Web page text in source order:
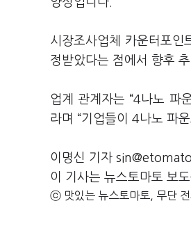
시장조사업체 카운터포인
정받았다는 점에서 향후
업계 관계자는 “4나노 파
라며 “기업들이 4나노 파
이명신 기자
이 기사는 뉴스토마토 보
ⓒ 맛있는 뉴스토마토, 무단 전